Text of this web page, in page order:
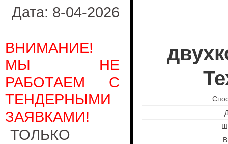
Дата: 8-04-2026
ВНИМАНИЕ!
МЫ НЕ
РАБОТАЕМ С
ТЕНДЕРНЫМИ
ЗАЯВКАМИ!
ТОЛЬКО